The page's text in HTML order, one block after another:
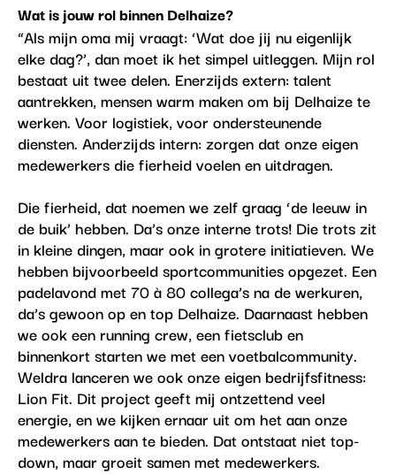
Wat is jouw rol binnen Delhaize?
“Als mijn oma mij vraagt: ‘Wat doe jij nu eigenlijk
elke dag?’, dan moet ik het simpel uitleggen. Mijn rol
bestaat uit twee delen. Enerzijds extern: talent
aantrekken, mensen warm maken om bij Delhaize te
werken. Voor logistiek, voor ondersteunende
diensten. Anderzijds intern: zorgen dat onze eigen
medewerkers die fierheid voelen en uitdragen.
Die fierheid, dat noemen we zelf graag ‘de leeuw in
de buik’ hebben. Da’s onze interne trots! Die trots zit
in kleine dingen, maar ook in grotere initiatieven. We
hebben bijvoorbeeld sportcommunities opgezet. Een
padelavond met 70 à 80 collega’s na de werkuren,
da’s gewoon op en top Delhaize. Daarnaast hebben
we ook een running crew, een fietsclub en
binnenkort starten we met een voetbalcommunity.
Weldra lanceren we ook onze eigen bedrijfsfitness:
Lion Fit. Dit project geeft mij ontzettend veel
energie, en we kijken ernaar uit om het aan onze
medewerkers aan te bieden. Dat ontstaat niet top-
down, maar groeit samen met medewerkers.